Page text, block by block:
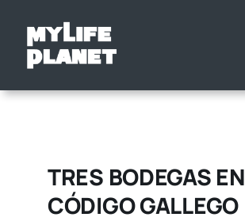
contenido
TRES BODEGAS EN
CÓDIGO GALLEGO